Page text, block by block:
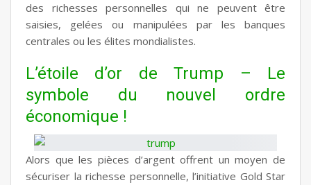
des richesses personnelles qui ne peuvent être
saisies, gelées ou manipulées par les banques
centrales ou les élites mondialistes.
L’étoile d’or de Trump – Le
symbole du nouvel ordre
économique !
Alors que les pièces d’argent offrent un moyen de
sécuriser la richesse personnelle, l’initiative Gold Star